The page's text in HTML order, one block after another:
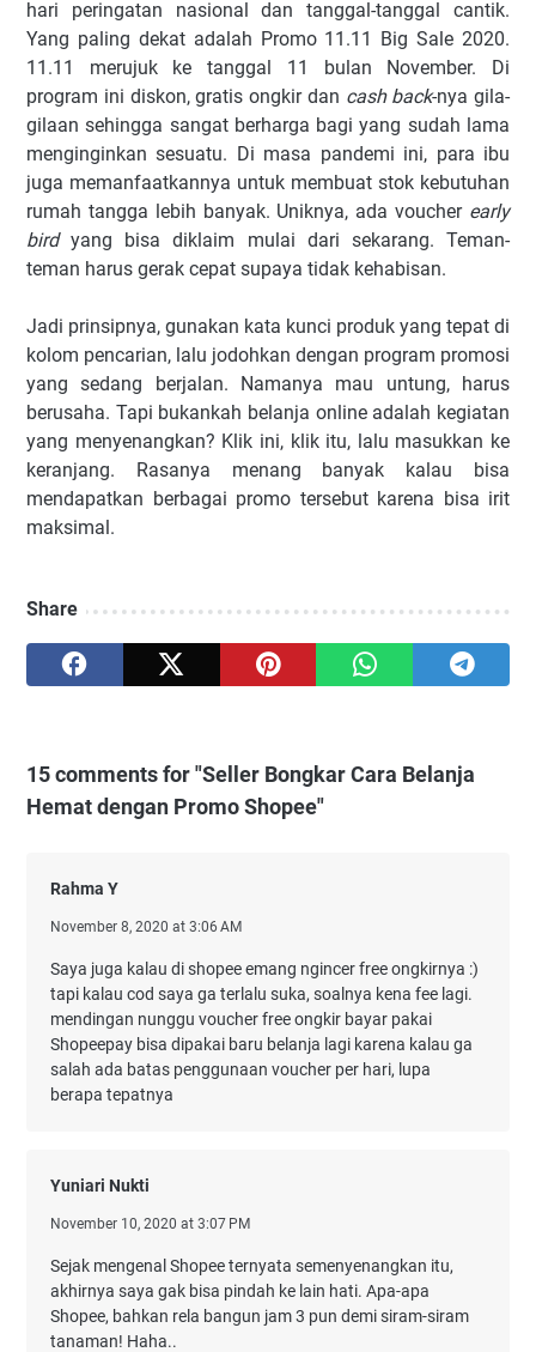
hari peringatan nasional dan tanggal-tanggal cantik.
Yang paling dekat adalah Promo 11.11 Big Sale 2020.
11.11 merujuk ke tanggal 11 bulan November. Di
program ini diskon, gratis ongkir dan cash back-nya gila-
gilaan sehingga sangat berharga bagi yang sudah lama
menginginkan sesuatu. Di masa pandemi ini, para ibu
juga memanfaatkannya untuk membuat stok kebutuhan
rumah tangga lebih banyak. Uniknya, ada voucher early
birdyang bisa diklaim mulai dari sekarang. Teman-
teman harus gerak cepat supaya tidak kehabisan.
Jadi prinsipnya, gunakan kata kunci produk yang tepat di
kolom pencarian, lalu jodohkan dengan program promosi
yang sedang berjalan. Namanya mau untung, harus
berusaha. Tapi bukankah belanja online adalah kegiatan
yang menyenangkan? Klik ini, klik itu, lalu masukkan ke
keranjang. Rasanya menang banyak kalau bisa
mendapatkan berbagai promo tersebut karena bisa irit
maksimal.
Share
15 comments for "Seller Bongkar Cara Belanja
Hemat dengan Promo Shopee"
Rahma Y
November 8, 2020 at 3:06 AM
Saya juga kalau di shopee emang ngincer free ongkirnya :)
tapi kalau cod saya ga terlalu suka, soalnya kena fee lagi.
mendingan nunggu voucher free ongkir bayar pakai
Shopeepay bisa dipakai baru belanja lagi karena kalau ga
salah ada batas penggunaan voucher per hari, lupa
berapa tepatnya
Yuniari Nukti
November 10, 2020 at 3:07 PM
Sejak mengenal Shopee ternyata semenyenangkan itu,
akhirnya saya gak bisa pindah ke lain hati. Apa-apa
Shopee, bahkan rela bangun jam 3 pun demi siram-siram
tanaman! Haha..